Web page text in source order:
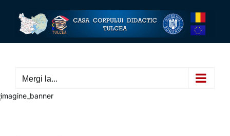
content
Mergi la...